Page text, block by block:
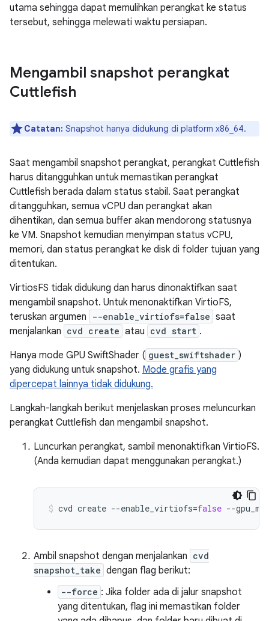
utama sehingga dapat memulihkan perangkat ke status
tersebut, sehingga melewati waktu persiapan.
Mengambil snapshot perangkat
Cuttlefish
Catatan: Snapshot hanya didukung di platform x86_64.
Saat mengambil snapshot perangkat, perangkat Cuttlefish
harus ditangguhkan untuk memastikan perangkat
Cuttlefish berada dalam status stabil. Saat perangkat
ditangguhkan, semua vCPU dan perangkat akan
dihentikan, dan semua buffer akan mendorong statusnya
ke VM. Snapshot kemudian menyimpan status vCPU,
memori, dan status perangkat ke disk di folder tujuan yang
ditentukan.
VirtiosFS tidak didukung dan harus dinonaktifkan saat
mengambil snapshot. Untuk menonaktifkan VirtioFS,
teruskan argumen
--enable_virtiofs=false saat
menjalankan cvd create atau cvd start .
Hanya mode GPU SwiftShader ( guest_swiftshader )
yang didukung untuk snapshot. Mode grafis yang
dipercepat lainnya tidak didukung.
Langkah-langkah berikut menjelaskan proses meluncurkan
perangkat Cuttlefish dan mengambil snapshot.
Luncurkan perangkat, sambil menonaktifkan VirtioFS.
(Anda kemudian dapat menggunakan perangkat.)
cvd create --enable_virtiofs=false --
Ambil snapshot dengan menjalankan cvd
snapshot_take dengan flag berikut:
--force : Jika folder ada di jalur snapshot
yang ditentukan, flag ini memastikan folder